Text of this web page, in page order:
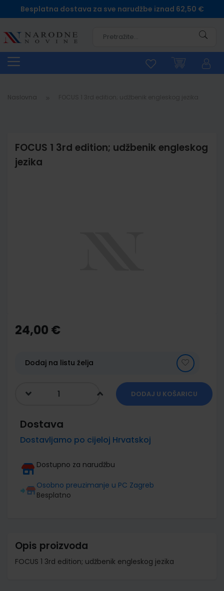
Besplatna dostava za sve narudžbe iznad 62,50 €
Naslovna
FOCUS 1 3rd edition; udžbenik engleskog
jezika
the
beginning
gallery
24,00 €
Dodaj na listu želja
DODAJ U KOŠARICU
Dostava
Dostavljamo po cijeloj Hrvatskoj
Dostupno za narudžbu
Osobno preuzimanje u PC Zagreb
Besplatno
Opis proizvoda
FOCUS 1 3rd edition; udžbenik engleskog jezika